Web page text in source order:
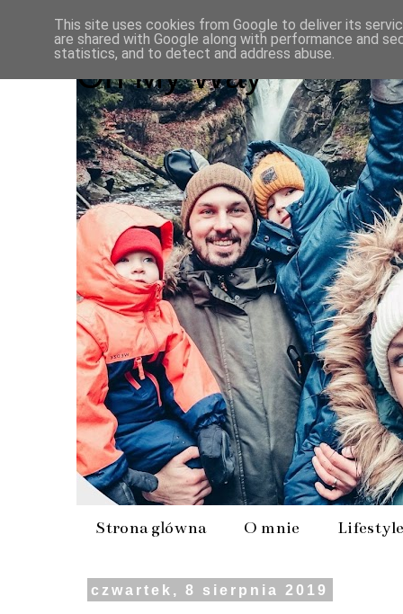
On My Way
Strona główna O mnie Lifestyle
czwartek, 8 sierpnia 2019
This site uses cookies from Google to deliver its
are shared with Google along with performance and
statistics, and to detect and address abuse.